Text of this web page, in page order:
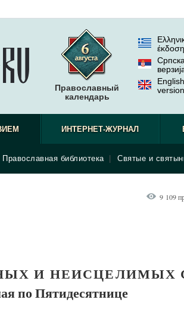
Православный
календарь
έκδοση
Српска
English
version
Православная библиотека Святые и
ИНТЕРНЕТ-ЖУРНАЛ
9 109
И НЕИСЦЕЛИМЫХ
по Пятидесятнице